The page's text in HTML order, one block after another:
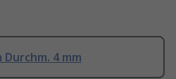
Durchm. 4 mm